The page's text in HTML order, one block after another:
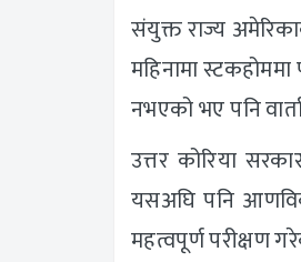
संयुक्त राज्य
महिनामा
नभएको भए पनि
उत्तर कोरिया
यसअघि पनि
महत्वपूर्ण परीक्षण